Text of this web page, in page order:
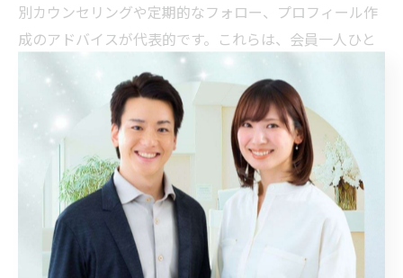
別カウンセリングや定期的なフォロー、プロフィール作
成のアドバイスが代表的です。これらは、会員一人ひと
りの状況や希望に合わせた提案ができるため、成婚率向
上に寄与しています。例えば、埼玉県の相談所では「カ
ウンセラーがこまめに状況を確認し、適切なアドバイス
をしてくれた」という声が多く寄せられています。こう
した充実したサポート体制が、満足度を高める大きな要
因となっています。
相談所選びに役立つ体験談の活用方法